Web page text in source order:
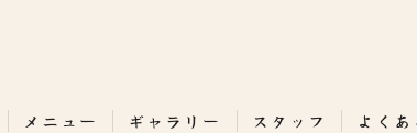
メニュー ギャラリー スタッフ よく